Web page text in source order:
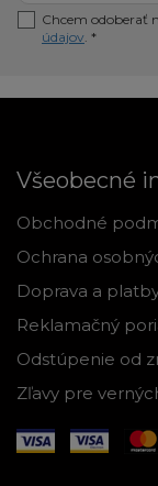
Chcem odoberať
údajov. *
Všeobecné
Obchodné
Ochrana
Doprava a
Reklamačný
Odstúpenie od
Zľavy pre